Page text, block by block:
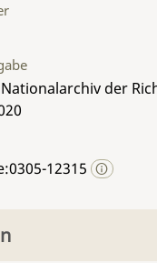
der
12315